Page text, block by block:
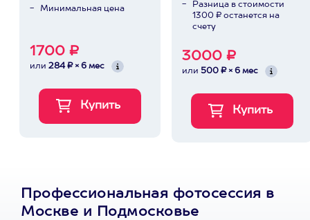
Минимальная цена
1700 ₽
или 284 ₽ × 6 мес
Разница в стоимости
1300 ₽ останется на
счету
3000 ₽
или 500 ₽ × 6 мес
Профессиональная фотосессия в
Москве и Подмосковье